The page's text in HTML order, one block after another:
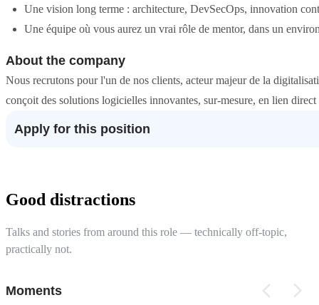
Une vision long terme : architecture, DevSecOps, innovation
Une équipe où vous aurez un vrai rôle de mentor, dans un
About the company
Nous recrutons pour l'un de nos clients, acteur majeur de la
conçoit des solutions logicielles innovantes, sur-mesure, en lien
Apply for this position
Good distractions
Talks and stories from around this role — technically off-topic,
practically not.
Moments